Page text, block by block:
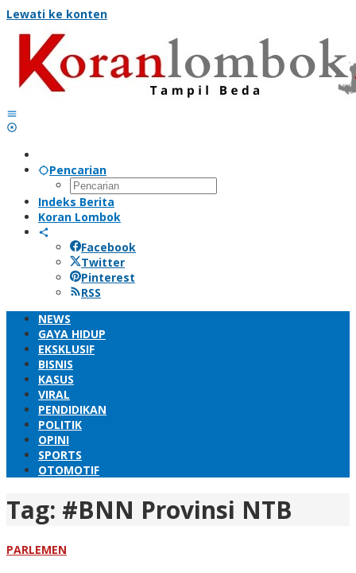
Lewati ke konten
Pencarian
Indeks Berita
Koran Lombok
Facebook
Twitter
Pinterest
RSS
NEWS
GAYA HIDUP
EKSKLUSIF
BISNIS
KASUS
VIRAL
PENDIDIKAN
POLITIK
OPINI
SPORTS
OTOMOTIF
Tag: #BNN Provinsi NTB
PARLEMEN